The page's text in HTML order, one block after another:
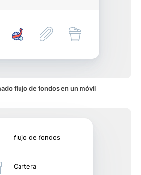
flujo de fondos en un móvil
flujo de fondos
Cartera